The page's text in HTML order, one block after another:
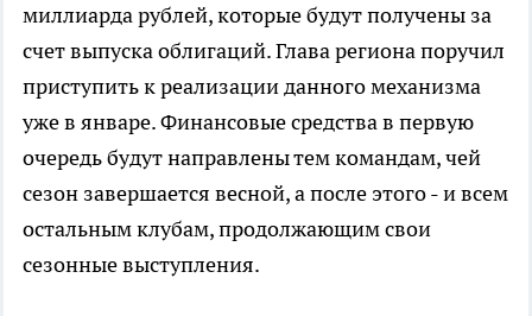
миллиарда рублей, которые будут получены за
счет выпуска облигаций. Глава региона поручил
приступить к реализации данного механизма
уже в январе. Финансовые средства в первую
очередь будут направлены тем командам, чей
сезон завершается весной, а после этого - и всем
остальным клубам, продолжающим свои
сезонные выступления.